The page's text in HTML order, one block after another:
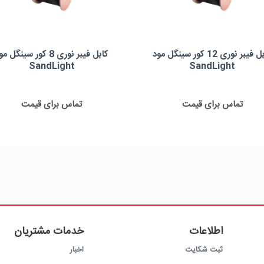
کابل فیبر نوری 12 کور سینگل مود
SandLight
برند: SandLight
تعداد کور: 12 کور
تماس برای قیمت
کابل فیبر نوری 8 کور
SandLight
برند : SandLight
تعداد کور: 8 کور
تماس برای قیمت
اطلاعات
ثبت شکایت
خدمات مشتریان
اخبار